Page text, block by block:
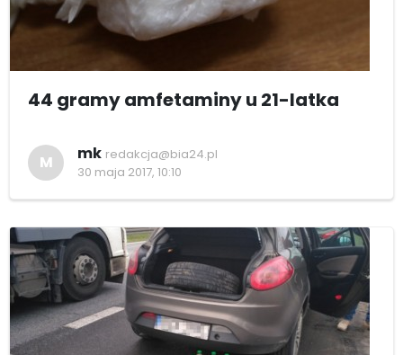
44 gramy amfetaminy u 21-latka
M mk redakcja@bia24.pl
30 maja 2017, 10:10